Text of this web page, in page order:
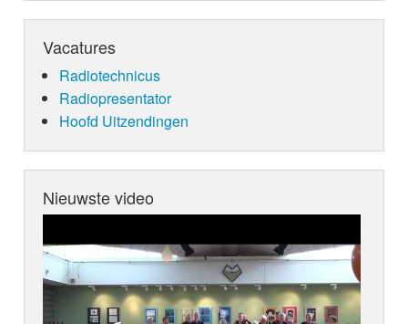
Vacatures
Radiotechnicus
Radiopresentator
Hoofd Uitzendingen
Nieuwste video